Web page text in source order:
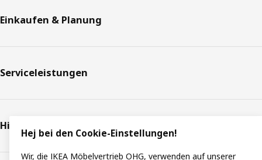
Einkaufen & Planung
Serviceleistungen
Hilfe & Support
Hej bei den Cookie-Einstellungen!
Wir, die IKEA Möbelvertrieb OHG, verwenden auf unserer